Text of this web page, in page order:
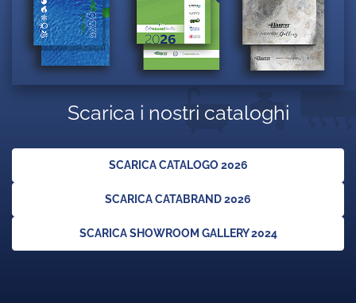
Scarica i nostri cataloghi
SCARICA CATALOGO 2026
SCARICA CATABRAND 2026
SCARICA SHOWROOM GALLERY 2024